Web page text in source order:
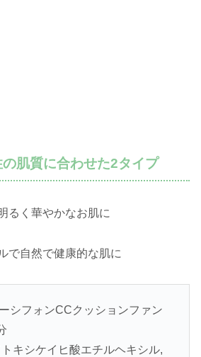
肌質に合わせた2タイプ
るく華やかなお肌に
で自然で健康的な肌に
シフォンCCクッションファン
キシケイヒ酸エチルヘキシル,